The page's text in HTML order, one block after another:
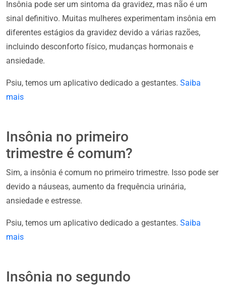
Insônia pode ser um sintoma da gravidez, mas não é um
sinal definitivo. Muitas mulheres experimentam insônia em
diferentes estágios da gravidez devido a várias razões,
incluindo desconforto físico, mudanças hormonais e
ansiedade.
Psiu, temos um aplicativo dedicado a gestantes. Saiba
mais
Insônia no primeiro
trimestre é comum?
Sim, a insônia é comum no primeiro trimestre. Isso pode ser
devido a náuseas, aumento da frequência urinária,
ansiedade e estresse.
Psiu, temos um aplicativo dedicado a gestantes. Saiba
mais
Insônia no segundo